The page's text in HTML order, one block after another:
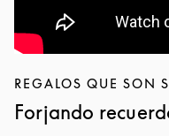
REGALOS QUE SON
Forjando